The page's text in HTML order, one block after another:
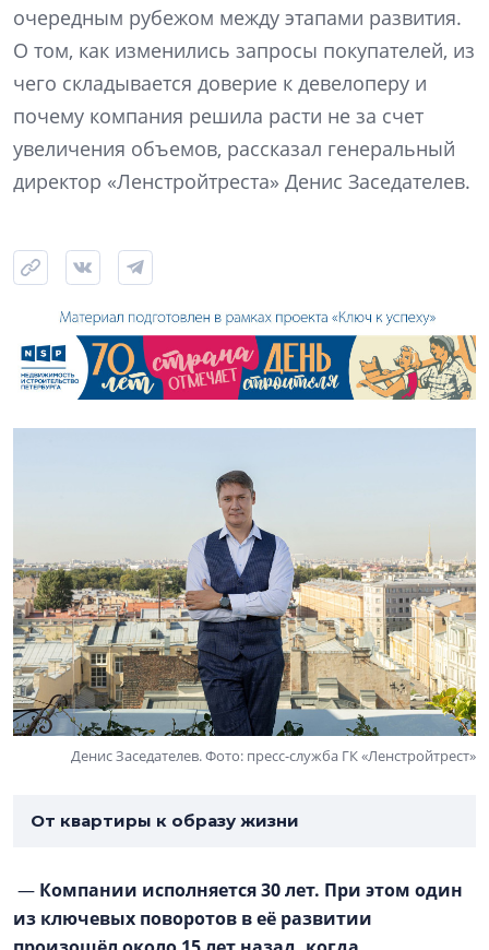
очередным рубежом между этапами развития.
О том, как изменились запросы покупателей, из
чего складывается доверие к девелоперу и
почему компания решила расти не за счет
увеличения объемов, рассказал генеральный
директор «Ленстройтреста» Денис Заседателев.
Денис Заседателев. Фото: пресс-служба ГК «Ленстройтрест»
От квартиры к образу жизни
— Компании исполняется 30 лет. При этом один
из ключевых поворотов в её развитии